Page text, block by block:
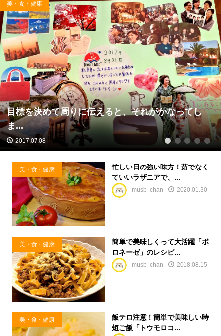
美・食・健康
目標を決めて周りに伝えると、それがかなってし
ま...
2017.07.08 1 2 3 4 5
美・食・健康
忙しい日の強い味方！茹でなく
ていいラザニアで、...
musbi-chan 2020.01.30
美・食・健康
簡単で美味しくって大活躍「ボ
ロネーゼ」のレシピ...
musbi-chan 2018.08.15
美・食・健康
飯テロ注意！簡単で美味しい時
短ご飯「トウモロコ...